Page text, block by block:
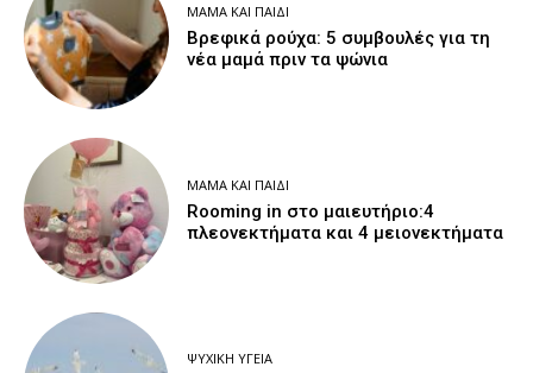
ΜΑΜΆ ΚΑΙ ΠΑΙΔΊ
Βρεφικά ρούχα: 5 συμβουλές για τη
νέα μαμά πριν τα ψώνια
ΜΑΜΆ ΚΑΙ ΠΑΙΔΊ
Rooming in στο μαιευτήριο:4
πλεονεκτήματα και 4 μειονεκτήματα
ΨΥΧΙΚΉ ΥΓΕΊΑ